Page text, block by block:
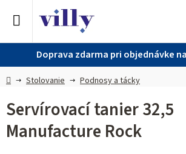
Doprava zdarma pri objednávke
DomovStolovanie Podnosy a tácky
Servírovací tanier 32,5
Manufacture Rock